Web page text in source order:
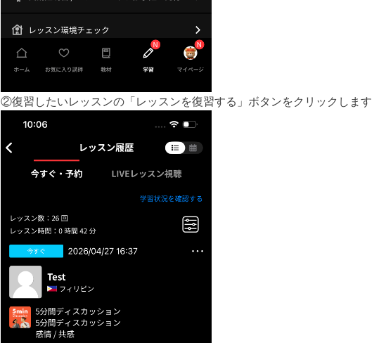
②復習したいレッスンの「レッスンを復習する」ボタンをクリックします